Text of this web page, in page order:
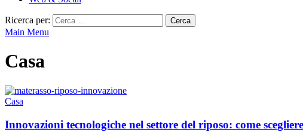
Ricerca per:
Main Menu
Casa
Casa
Innovazioni tecnologiche nel settore del riposo: come